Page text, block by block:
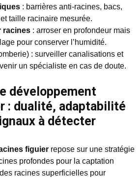
: barrières anti-racines, bacs,
taille racinaire mesurée.
racines : arroser en profondeur mais
pour conserver l’humidité.
: surveiller canalisations et
un spécialiste en cas de doute.
développement
: dualité, adaptabilité
à détecter
figuier repose sur une stratégie
profondes pour la captation
racines superficielles pour